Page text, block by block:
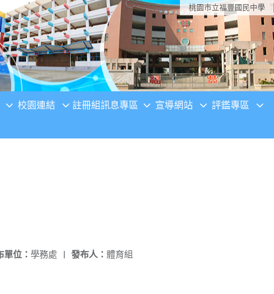
桃園市立福豐國民中學
校園連結 註冊組訊息專區 宣導網站 評鑑專區
發布人： 體育組
單位： 學務處 |